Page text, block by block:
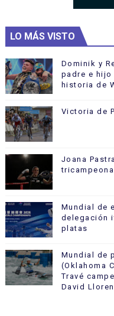
LO MÁS VISTO
Dominik y
padre e hijo
historia de
Victoria de
Joana
Mundial de
delegación
platas
Mundial de
(Oklahoma
Travé
David